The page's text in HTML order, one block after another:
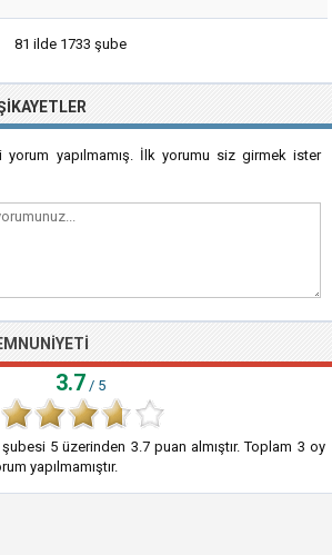
81 ilde 1733 şube
yapılmamış. İlk yorumu siz girmek ister
3.7 / 5
şubesi 5 üzerinden 3.7puan almıştır. Toplam 3 oy
yapılmamıştır.